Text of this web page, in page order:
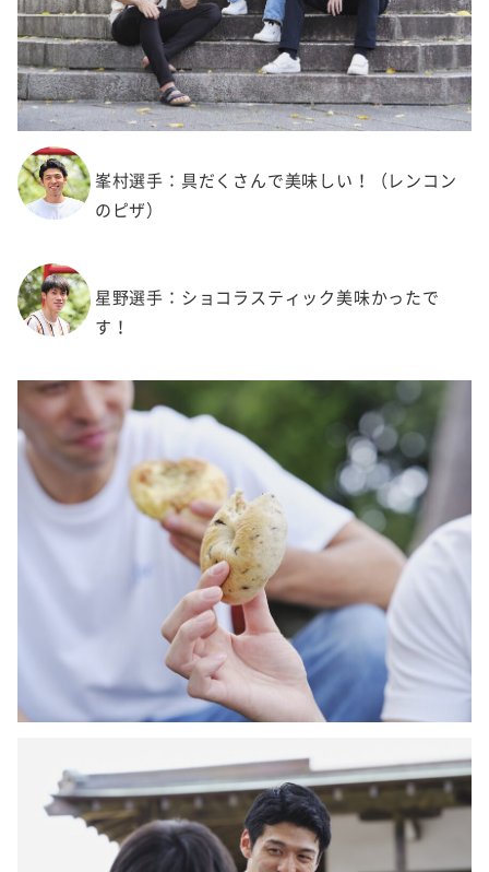
峯村選手：具だくさんで美味しい！（レンコン
のピザ）
星野選手：ショコラスティック美味かったで
す！